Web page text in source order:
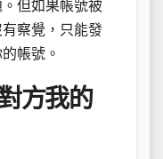
但如果帳號被
察覺，只能發
帳號。
方我的